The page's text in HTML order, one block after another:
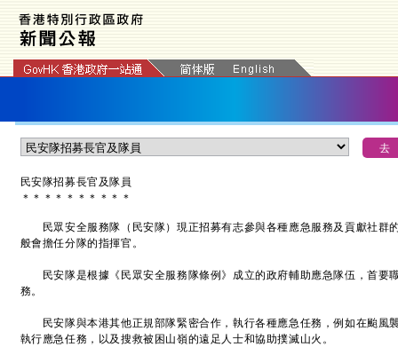
民安隊招募長官及隊員
＊ ＊ ＊ ＊ ＊ ＊ ＊ ＊ ＊ ＊
民眾安全服務隊（民安隊）現正招募有志參與各種應急服務及貢獻社群
般會擔任分隊的指揮官。
民安隊是根據《民眾安全服務隊條例》成立的政府輔助應急隊伍，首要
務。
民安隊與本港其他正規部隊緊密合作，執行各種應急任務，例如在颱風
執行應急任務，以及搜救被困山嶺的遠足人士和協助撲滅山火。